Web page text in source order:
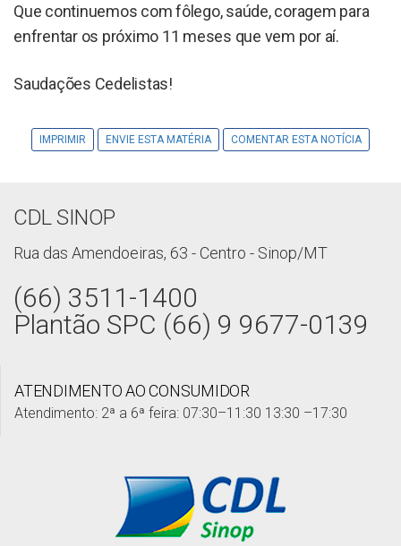
Que continuemos com fôlego, saúde, coragem para
enfrentar os próximo 11 meses que vem por aí.
Saudações Cedelistas!
IMPRIMIR ENVIE ESTA MATÉRIA COMENTAR ESTA NOTÍCIA
CDL SINOP
Rua das Amendoeiras, 63 - Centro - Sinop/MT
(66) 3511-1400
Plantão SPC (66) 9 9677-0139
ATENDIMENTO AO CONSUMIDOR
Atendimento: 2ª a 6ª feira: 07:30–11:30 13:30 –17:30